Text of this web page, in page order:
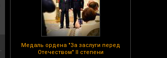
Медаль ордена "За заслуги перед
Отечеством" II степени